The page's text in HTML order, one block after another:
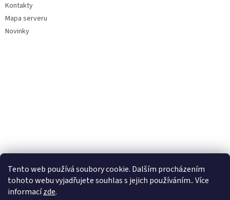
Tento web používá soubory cookie. Dalším procházením
tohoto webu vyjadřujete souhlas s jejich používáním.. Více
informacízde.
Kontakty
Mapa serveru
Novinky